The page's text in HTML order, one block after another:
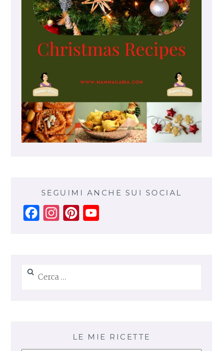
SEGUIMI ANCHE SUI SOCIAL
Facebook
Instagram
Pinterest
per:
LE MIE RICETTE